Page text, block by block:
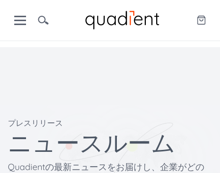
プレスリリース
ニュースルーム
Quadientの最新ニュースをお届けし、企業がどの